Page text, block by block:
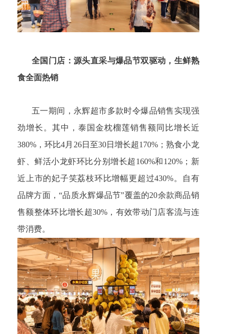
全国门店：源头直采与爆品节双驱动，生鲜熟
食全面热销
五一期间，永辉超市多款时令爆品销售实现强
劲增长。其中，泰国金枕榴莲销售额同比增长近
380%，环比4月26日至30日增长超170%；熟食小龙
虾、鲜活小龙虾环比分别增长超160%和120%；新
近上市的妃子笑荔枝环比增幅更超过430%。自有
品牌方面，“品质永辉爆品节”覆盖的20余款商品销
售额整体环比增长超30%，有效带动门店客流与连
带消费。